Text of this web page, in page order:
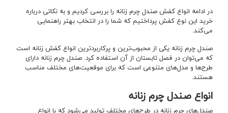
در ادامه انواع کفش صندل چرم زنانه را بررسی کردیم و به نکاتی درباره
خرید این نوع کفش پرداختیم که شما را در انتخاب بهتر راهنمایی
می‌کند.
صندل چرم زنانه یکی از محبوب‌ترین و پرکاربردترین انواع کفش زنانه است
که می‌توان در فصل تابستان از آن استفاده کرد. صندل چرم زنانه دارای
طرح‌ها و مدل‌های متنوعی است که برای موقعیت‌های مختلف مناسب
هستند.
انواع صندل چرم زنانه
صندل‌های چرم زنانه در طرح‌های مختلف تولید می‌شود که با انواع